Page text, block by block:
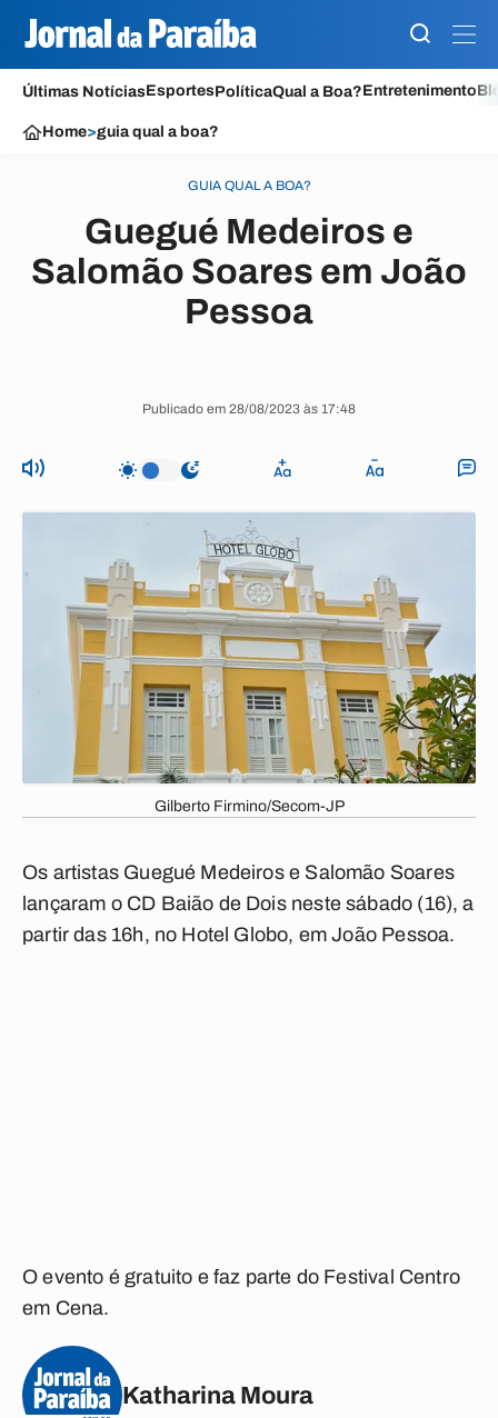
Últimas NotíciasEsportesPolíticaQual a Boa?Entretenimento
Home>guia qual a boa?
GUIA QUAL A BOA?
Guegué Medeiros e
Salomão Soares em João
Pessoa
Publicado em 28/08/2023 às 17:48
Gilberto Firmino/Secom-JP
Os artistas Guegué Medeiros e Salomão Soares
lançaram o CD Baião de Dois neste sábado (16), a
partir das 16h, no Hotel Globo, em João Pessoa.
O evento é gratuito e faz parte do Festival Centro
em Cena.
Katharina Moura